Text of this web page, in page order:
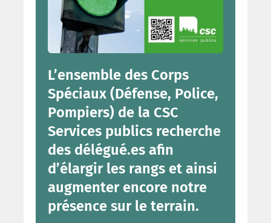
L’ensemble des Corps
Spéciaux (Défense, Police,
Pompiers) de la CSC
Services publics recherche
des délégué.es afin
d’élargir les rangs et ainsi
augmenter encore notre
présence sur le terrain.